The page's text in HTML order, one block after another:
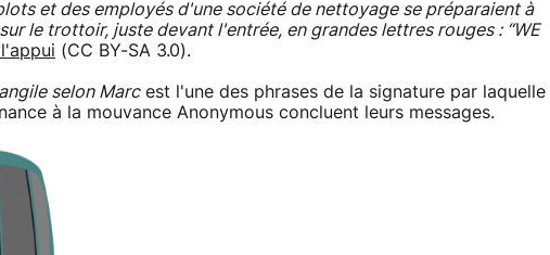
et des employés d'une société de nettoyage se préparaient à
le trottoir, juste devant l'entrée, en grandes lettres rouges : “WE
(CC BY-SA 3.0).
selon Marcest l'une des phrases de la signature par laquelle
à la mouvance Anonymous concluent leurs messages.